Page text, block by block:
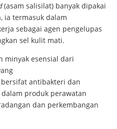
(asam salisilat) banyak dipakai
ia termasuk dalam
sebagai agen pengelupas
sel kulit mati.
minyak esensial dari
bersifat antibakteri dan
produk perawatan
dan perkembangan